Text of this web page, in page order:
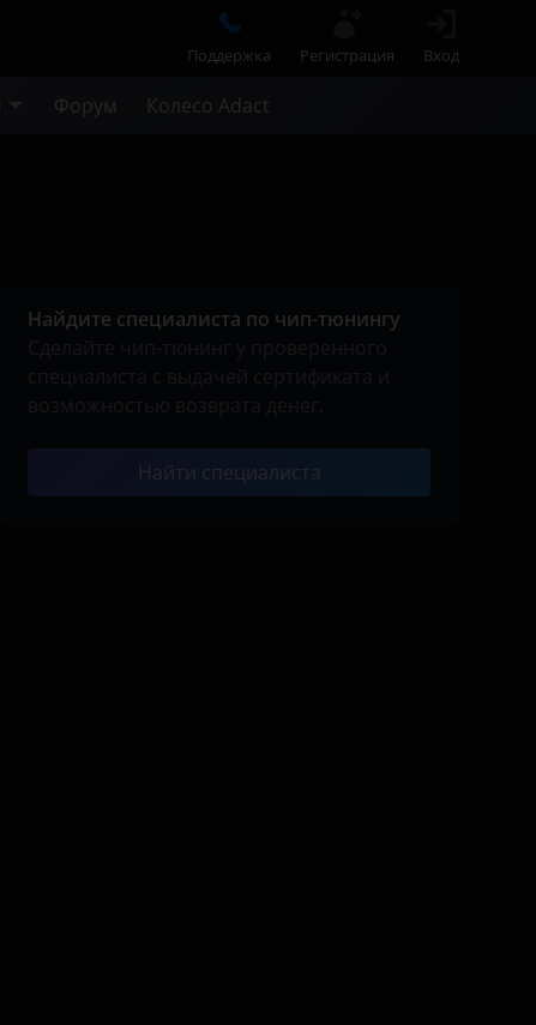
Поддержка Регистрация Вход
Форум Колесо Adact
Найдите специалиста по чип-тюнингу
Найти специалиста